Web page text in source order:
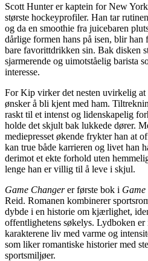
Scott Hunter er kaptein for New
største hockeyprofiler. Han tar
og da en smoothie fra juicebaren
dårlige formen hans på isen, blir han
bare favorittdrikken sin. Bak disken
sjarmerende og uimotståelig barista
interesse.
For Kip virker det nesten uvirkelig at
ønsker å bli kjent med ham.
raskt til et intenst og lidenskapelig
holde det skjult bak lukkede dører.
mediepresset økende frykter han at
kan true både karrieren og livet han
derimot et ekte forhold uten
lenge han er villig til å leve i skjul.
Game Changerer første bok i Game
Reid. Romanen kombinerer
dybde i en historie om kjærlighet,
offentlighetens søkelys. Lydboken
karakterene liv med varme og
som liker romantiske historier med
sportsmiljøer.